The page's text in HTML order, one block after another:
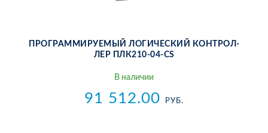
ПРО­ГРАМ­МИ­РУ­Е­МЫЙ ЛО­ГИ­ЧЕ­СКИЙ КОН­ТРОЛ­
ЛЕР ПЛ­К210-04-CS
В на­ли­чии
91 512.00 РУБ.